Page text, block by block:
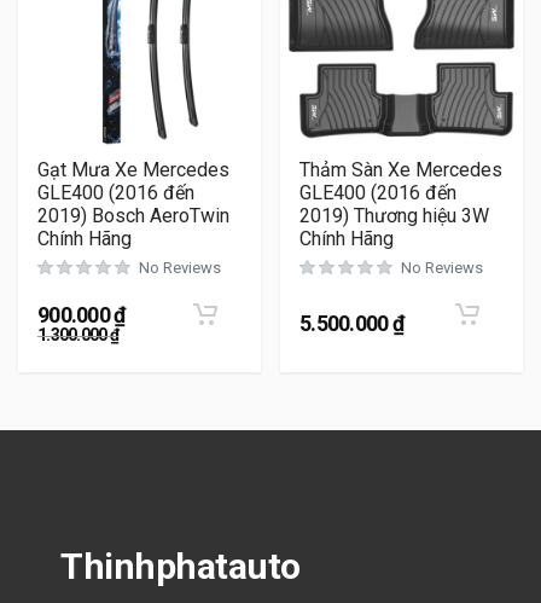
Gạt Mưa Xe Mercedes
GLE400 (2016 đến
2019) Bosch AeroTwin
Chính Hãng
No Reviews
900.000₫
1.300.000₫
Thảm Sàn Xe Mercedes
GLE400 (2016 đến
2019) Thương hiệu 3W
Chính Hãng
No Reviews
5.500.000₫
Thinhphatauto